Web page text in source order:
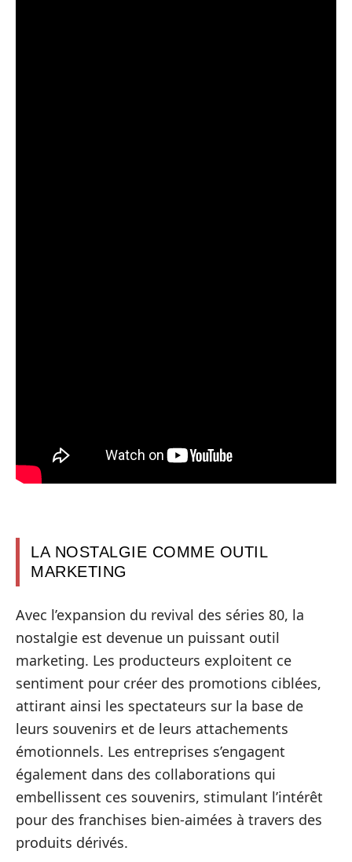
LA NOSTALGIE COMME OUTIL
MARKETING
Avec l’expansion du revival des séries 80, la
nostalgie est devenue un puissant outil
marketing. Les producteurs exploitent ce
sentiment pour créer des promotions ciblées,
attirant ainsi les spectateurs sur la base de
leurs souvenirs et de leurs attachements
émotionnels. Les entreprises s’engagent
également dans des collaborations qui
embellissent ces souvenirs, stimulant l’intérêt
pour des franchises bien-aimées à travers des
produits dérivés.